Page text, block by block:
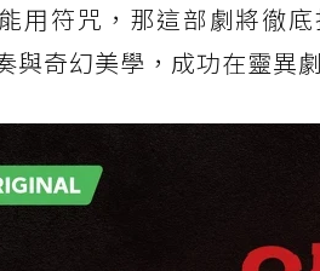
用符咒，那這部劇將徹
與奇幻美學，成功在靈異